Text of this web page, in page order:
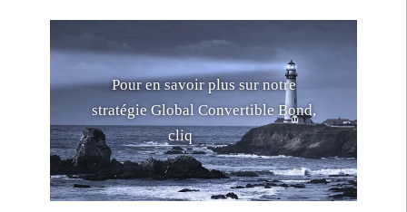
Pour en savoir plus sur notre
stratégie Global Convertible Bond,
cliquez ici.